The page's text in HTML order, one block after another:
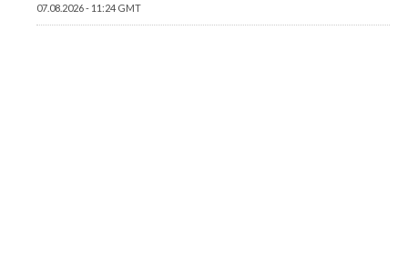
07.08.2026 - 11:24 GMT